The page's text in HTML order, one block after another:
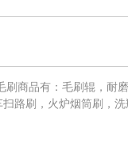
路刷，火炉烟筒刷，